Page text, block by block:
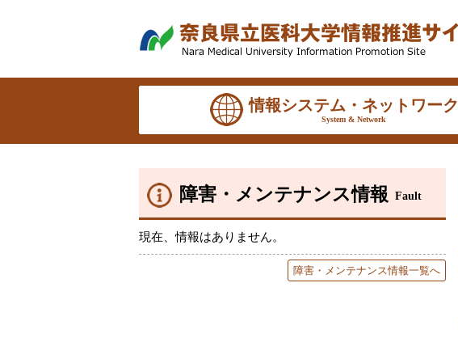
情報システム・ネットワーク
System & Network
障害・メンテナンス情報 Fault
現在、情報はありません。
障害・メンテナンス情報一覧へ